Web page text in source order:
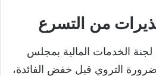
من التسرع
لجنة الخدمات المالية بمجلس
التروي قبل خفض الفائدة،